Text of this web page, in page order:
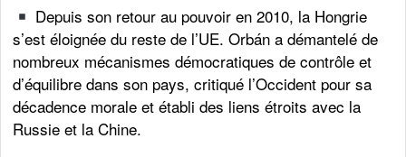
Depuis son retour au pouvoir en 2010, la Hongrie
s’est éloignée du reste de l’UE. Orbán a démantelé de
nombreux mécanismes démocratiques de contrôle et
d’équilibre dans son pays, critiqué l’Occident pour sa
décadence morale et établi des liens étroits avec la
Russie et la Chine.